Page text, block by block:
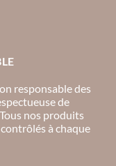
responsable des
de
nos produits
à chaque